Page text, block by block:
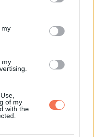
its third-party tags to
in below Google
my
my
of my
with the
hogy